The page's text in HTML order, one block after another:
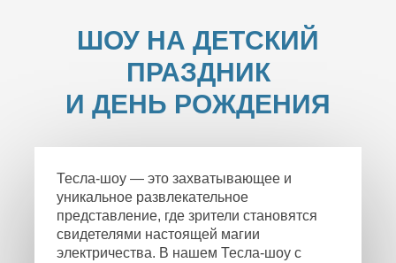
ШОУ НА ДЕТСКИЙ
ПРАЗДНИК
И ДЕНЬ РОЖДЕНИЯ
Тесла-шоу — это захватывающее и
уникальное развлекательное
представление, где зрители становятся
свидетелями настоящей магии
электричества. В нашем Тесла-шоу с